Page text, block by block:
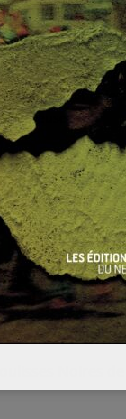
sa propre
important sur
homologue
que cet
suiveuse ».
de l’Apec au
que la Russie
le 13 novembre, à
0